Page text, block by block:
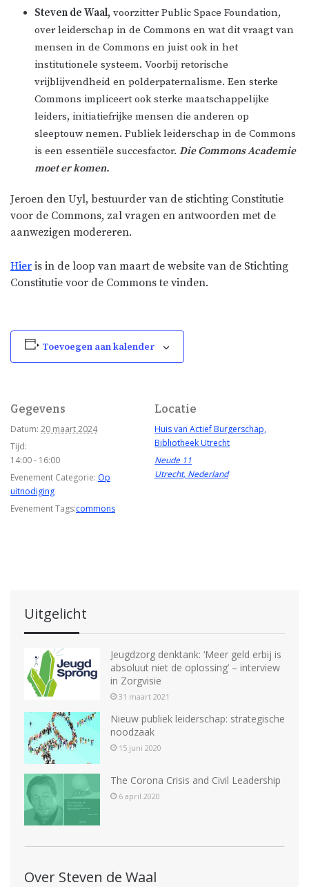
Steven de Waal, voorzitter Public Space Foundation,
over leiderschap in de Commons en wat dit vraagt van
mensen in de Commons en juist ook in het
institutionele systeem. Voorbij retorische
vrijblijvendheid en polderpaternalisme. Een sterke
Commons impliceert ook sterke maatschappelijke
leiders, initiatiefrijke mensen die anderen op
sleeptouw nemen. Publiek leiderschap in de Commons
is een essentiële succesfactor. Die Commons Academie
moet er komen.
Jeroen den Uyl, bestuurder van de stichting Constitutie
voor de Commons, zal vragen en antwoorden met de
aanwezigen modereren.
Hier is in de loop van maart de website van de Stichting
Constitutie voor de Commons te vinden.
Toevoegen aan kalender
Gegevens
Datum: 20 maart 2024
Tijd:
14:00 - 16:00
Evenement Categorie: Op
uitnodiging
Evenement Tags:commons
Locatie
Huis van Actief Burgerschap,
Bibliotheek Utrecht
Neude 11
Utrecht, Nederland
Uitgelicht
Jeugdzorg denktank: ‘Meer geld erbij is
absoluut niet de oplossing’ – interview
in Zorgvisie
31 maart 2021
Nieuw publiek leiderschap: strategische
noodzaak
15 juni 2020
The Corona Crisis and Civil Leadership
6 april 2020
Over Steven de Waal